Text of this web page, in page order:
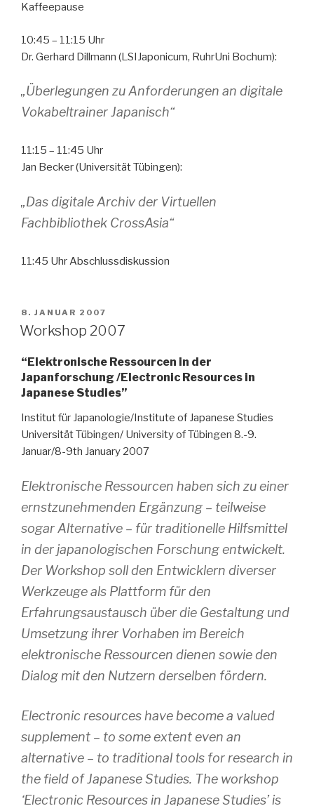
Kaffeepause
10:45 – 11:15 Uhr
Dr. Gerhard Dillmann (LSIJaponicum, RuhrUni Bochum):
„Überlegungen zu Anforderungen an digitale
Vokabeltrainer Japanisch“
11:15 – 11:45 Uhr
Jan Becker (Universität Tübingen):
„Das digitale Archiv der Virtuellen
Fachbibliothek CrossAsia“
11:45 Uhr Abschlussdiskussion
VERÖFFENTLICHT
AM
8. JANUAR 2007
Workshop 2007
“Elektronische Ressourcen in der
Japanforschung /Electronic Resources in
Japanese Studies”
Institut für Japanologie/Institute of Japanese Studies
Universität Tübingen/ University of Tübingen 8.-9.
Januar/8-9th January 2007
Elektronische Ressourcen haben sich zu einer
ernstzunehmenden Ergänzung – teilweise
sogar Alternative – für traditionelle Hilfsmittel
in der japanologischen Forschung entwickelt.
Der Workshop soll den Entwicklern diverser
Werkzeuge als Plattform für den
Erfahrungsaustausch über die Gestaltung und
Umsetzung ihrer Vorhaben im Bereich
elektronische Ressourcen dienen sowie den
Dialog mit den Nutzern derselben fördern.
Electronic resources have become a valued
supplement – to some extent even an
alternative – to traditional tools for research in
the field of Japanese Studies. The workshop
‘Electronic Resources in Japanese Studies’ is